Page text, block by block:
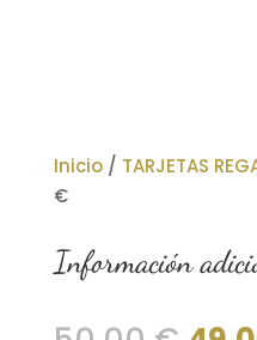
Inicio/ TARJETAS
€
Información